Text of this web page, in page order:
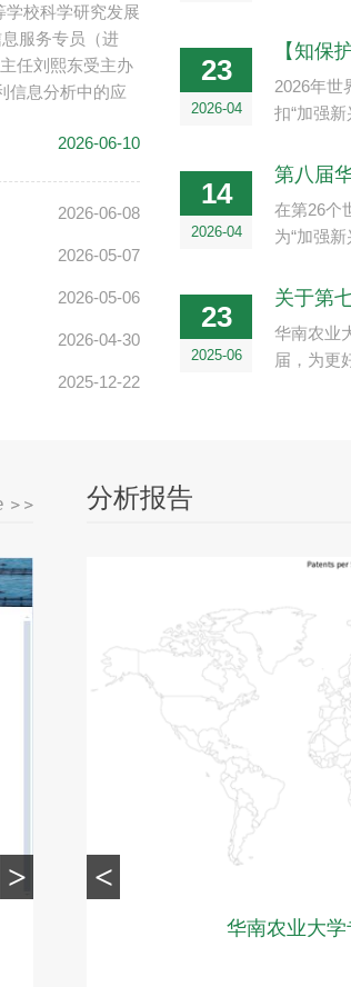
学校科学研究发展
服务专员（进
任刘熙东受主办
信息分析中的应
2026-06-10
2026-06-08
2026-05-07
2026-05-06
2026-04-30
2025-12-22
23
2026-04
【知保
2026年世
扣“加强
14
2026-04
第八届
在第26个
为“加强
23
2025-06
关于第
华南农业
届，为更
>
分析报告
华南农业大学
<